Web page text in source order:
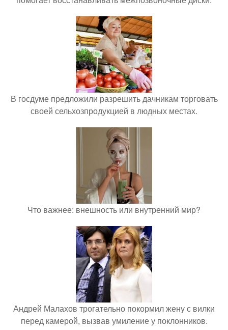
В госдуме предложили разрешить дачникам торговать
своей сельхозпродукцией в людных местах.
Что важнее: внешность или внутренний мир?
Андрей Малахов трогательно покормил жену с вилки
перед камерой, вызвав умиление у поклонников.